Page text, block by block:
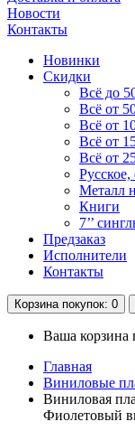
Новости
Контакты
Новинки
Скидки
Всё до
Всё от
Всё от
Всё от
Всё от
Русское,
Металл
Книги
7’’
Предзаказ
Исполнители
Контакты
Корзина покупок: 0
Ваша корзина
Главная
Виниловые
Виниловая
Фиолетовый